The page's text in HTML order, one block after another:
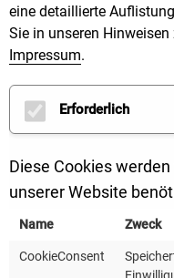
IM NEWSLETTER
ERFAHREN.
folgenden Themen:
Innenentwicklung,
Klimaneutralität:
kommunaler
eine detaillierte
Sie in unseren Hinweisen
Impressum.
Erforderlich
Diese Cookies
unserer Website
Name Zweck
CookieConsent